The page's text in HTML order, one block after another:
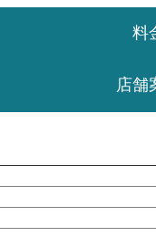
料
店舗